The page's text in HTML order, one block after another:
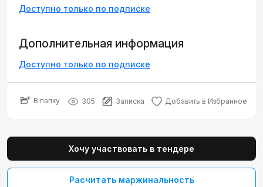
Доступно только по подписке
Дополнительная информация
Доступно только по подписке
В папку 305 Записка Добавить в Избранное
Хочу участвовать в тендере
Расчитать маржинальность